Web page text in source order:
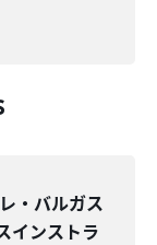
・バルガス
インストラ